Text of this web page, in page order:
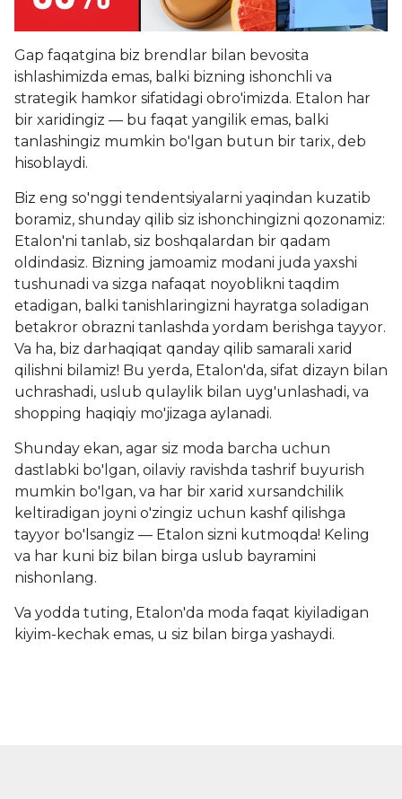
Gap faqatgina biz brendlar bilan bevosita
ishlashimizda emas, balki bizning ishonchli va
strategik hamkor sifatidagi obro'imizda. Etalon har
bir xaridingiz — bu faqat yangilik emas, balki
tanlashingiz mumkin bo'lgan butun bir tarix, deb
hisoblaydi.
Biz eng so'nggi tendentsiyalarni yaqindan kuzatib
boramiz, shunday qilib siz ishonchingizni qozonamiz:
Etalon'ni tanlab, siz boshqalardan bir qadam
oldindasiz. Bizning jamoamiz modani juda yaxshi
tushunadi va sizga nafaqat noyoblikni taqdim
etadigan, balki tanishlaringizni hayratga soladigan
betakror obrazni tanlashda yordam berishga tayyor.
Va ha, biz darhaqiqat qanday qilib samarali xarid
qilishni bilamiz! Bu yerda, Etalon'da, sifat dizayn bilan
uchrashadi, uslub qulaylik bilan uyg'unlashadi, va
shopping haqiqiy mo'jizaga aylanadi.
Shunday ekan, agar siz moda barcha uchun
dastlabki bo'lgan, oilaviy ravishda tashrif buyurish
mumkin bo'lgan, va har bir xarid xursandchilik
keltiradigan joyni o'zingiz uchun kashf qilishga
tayyor bo'lsangiz — Etalon sizni kutmoqda! Keling
va har kuni biz bilan birga uslub bayramini
nishonlang.
Va yodda tuting, Etalon'da moda faqat kiyiladigan
kiyim-kechak emas, u siz bilan birga yashaydi.